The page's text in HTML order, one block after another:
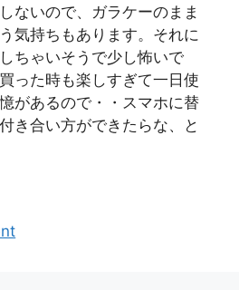
ないので、ガラケーのまま
気持ちもあります。それに
ちゃいそうで少し怖いで
った時も楽しすぎて一日使
があるので・・スマホに替
き合い方ができたらな、と